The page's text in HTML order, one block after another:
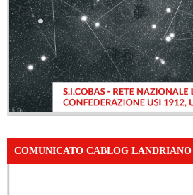
COMUNICATO CABLOG LANDRIANO